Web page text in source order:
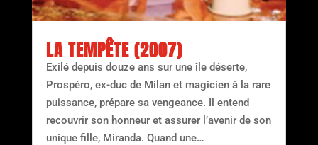
LA TEMPÊTE (2007)
Exilé depuis douze ans sur une île déserte,
Prospéro, ex-duc de Milan et magicien à la rare
puissance, prépare sa vengeance. Il entend
recouvrir son honneur et assurer l’avenir de son
unique fille, Miranda. Quand une…